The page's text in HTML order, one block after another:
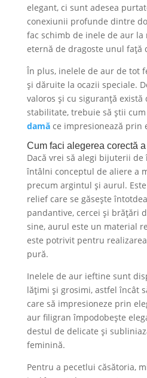
elegant, ci sunt adesea
conexiunii profunde dintre
fac schimb de inele de aur
eternă de dragoste unul față
În plus, inelele de aur de tot
și dăruite la ocazii speciale.
valoros și cu siguranță
stabilitate, trebuie să știi
damăce impresionează prin
Cum faci alegerea corectă
Dacă vrei să alegi bijuterii de
întâlni conceptul de aliere a
precum argintul și aurul.
relief care se găsește
pandantive, cercei și brățări
sine, aurul este un material
este potrivit pentru
pură.
Inelele de aur ieftine sunt
lățimi și grosimi, astfel încât
care să impresioneze prin
aur filigran împodobește
destul de delicate și
feminină.
Pentru a pecetlui căsătoria,